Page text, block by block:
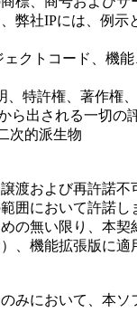
弊社IPには、例
ェクトコード、機
、特許権、著作権
ら出される一切の
次的派生物
渡および再許諾
囲において許諾
の無い限り、本
、機能拡張版に
みにおいて、本